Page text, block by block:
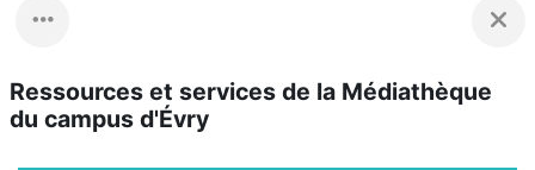
Ressources et services de la Médiathèque
du campus d'Évry